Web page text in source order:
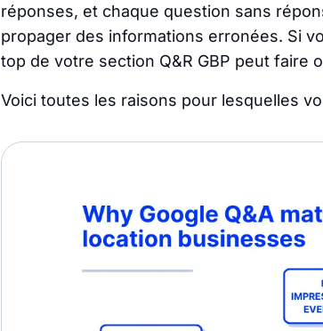
réponses, et chaque question sans
propager des informations erronées. Si
top de votre section Q&R GBP peut faire
Voici toutes les raisons pour lesquelles